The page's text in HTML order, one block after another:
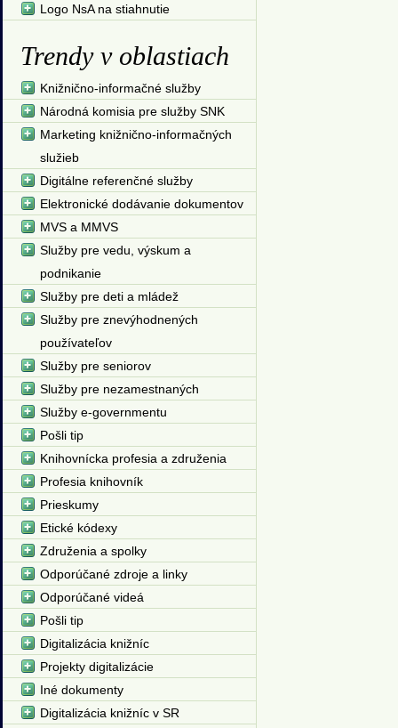
Logo NsA na stiahnutie
Trendy v oblastiach
Knižnično-informačné služby
Národná komisia pre služby SNK
Marketing knižnično-informačných
služieb
Digitálne referenčné služby
Elektronické dodávanie dokumentov
MVS a MMVS
Služby pre vedu, výskum a
podnikanie
Služby pre deti a mládež
Služby pre znevýhodnených
používateľov
Služby pre seniorov
Služby pre nezamestnaných
Služby e-governmentu
Pošli tip
Knihovnícka profesia a združenia
Profesia knihovník
Prieskumy
Etické kódexy
Združenia a spolky
Odporúčané zdroje a linky
Odporúčané videá
Pošli tip
Digitalizácia knižníc
Projekty digitalizácie
Iné dokumenty
Digitalizácia knižníc v SR